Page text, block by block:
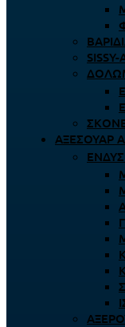
ΑΞΕΣΟΥΆΡ